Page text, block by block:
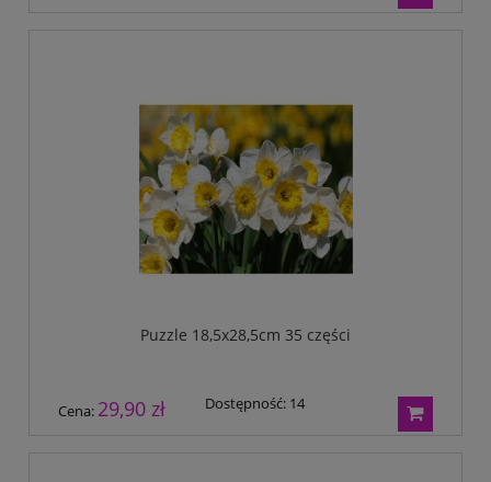
Puzzle 18,5x28,5cm 35 części
Cena: 29,90 zł Dostępność: 14